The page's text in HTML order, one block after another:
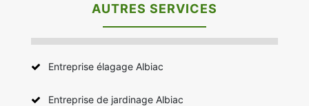
AUTRES SERVICES
Entreprise élagage Albiac
Entreprise de jardinage Albiac